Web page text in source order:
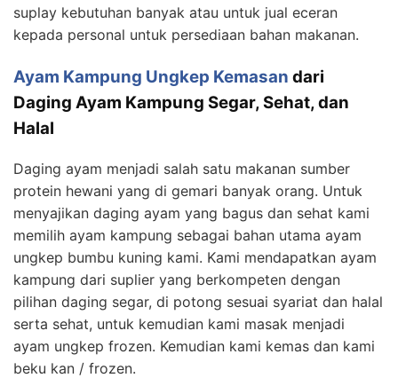
suplay kebutuhan banyak atau untuk jual eceran
kepada personal untuk persediaan bahan makanan.
Ayam Kampung Ungkep Kemasan dari
Daging Ayam Kampung Segar, Sehat, dan
Halal
Daging ayam menjadi salah satu makanan sumber
protein hewani yang di gemari banyak orang. Untuk
menyajikan daging ayam yang bagus dan sehat kami
memilih ayam kampung sebagai bahan utama ayam
ungkep bumbu kuning kami. Kami mendapatkan ayam
kampung dari suplier yang berkompeten dengan
pilihan daging segar, di potong sesuai syariat dan halal
serta sehat, untuk kemudian kami masak menjadi
ayam ungkep frozen. Kemudian kami kemas dan kami
beku kan / frozen.